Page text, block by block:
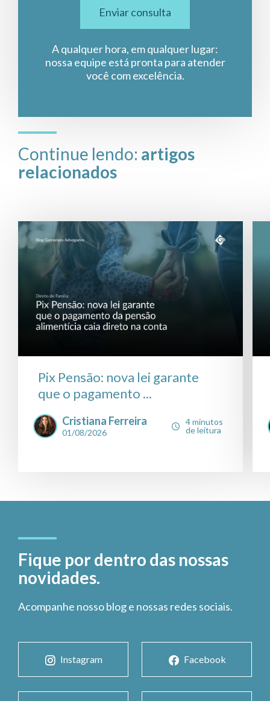
Enviar consulta
A qualquer hora, em qualquer lugar:
nossa equipe está pronta para atender
você com excelência.
Continue lendo: artigos
relacionados
Pix Pensão: nova lei garante
que o pagamento ...
Cristiana Ferreira
01/08/2026
4 minutos
de leitura
Fique por dentro das nossas
novidades.
Acompanhe nosso blog e nossas redes sociais.
Instagram Facebook